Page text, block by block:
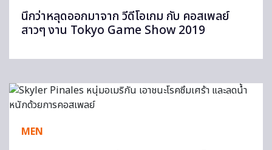
นึกว่าหลุดออกมาจาก วีดีโอเกม กับ คอสเพลย์
สาวๆ งาน Tokyo Game Show 2019
MEN